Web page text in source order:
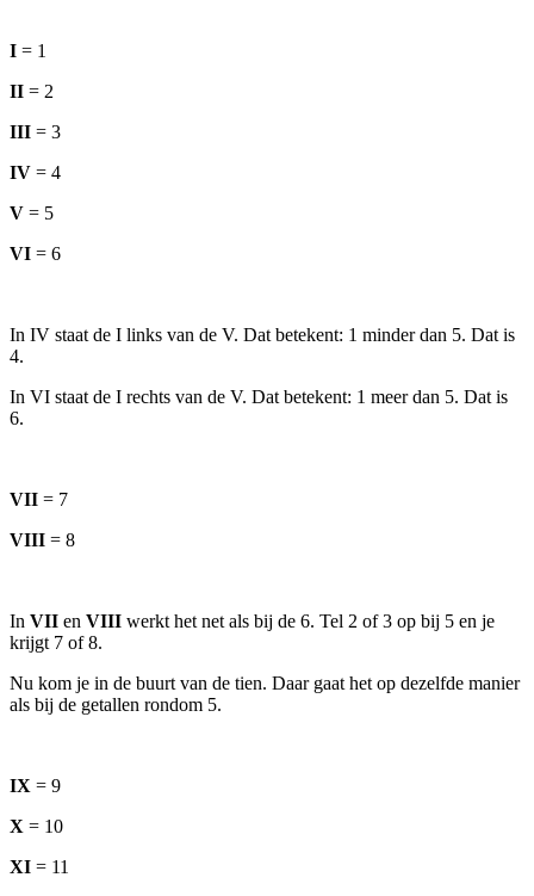
I = 1
II = 2
III = 3
IV = 4
V = 5
VI = 6
In IV staat de I links van de V. Dat betekent: 1 minder dan 5. Dat is
4.
In VI staat de I rechts van de V. Dat betekent: 1 meer dan 5. Dat is
6.
VII = 7
VIII = 8
In VII en VIII werkt het net als bij de 6. Tel 2 of 3 op bij 5 en je
krijgt 7 of 8.
Nu kom je in de buurt van de tien. Daar gaat het op dezelfde manier
als bij de getallen rondom 5.
IX = 9
X = 10
XI = 11